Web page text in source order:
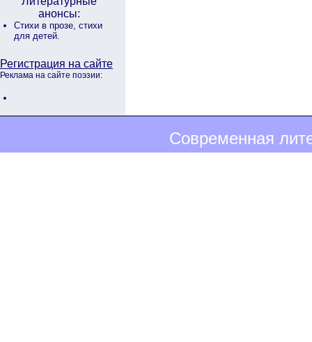
анонсы:
Стихи в прозе, стихи
для детей.
Регистрация на сайте
Реклама на сайте поэзии:
Современная